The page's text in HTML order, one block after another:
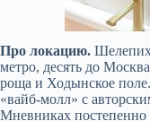
Про локацию.
метро, десять до
роща и Ходынское поле
«вайб-молл» с
Мневниках постепенно